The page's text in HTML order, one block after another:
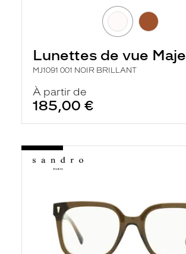
Lunettes de vue Maje
MJ1091 001 NOIR BRILLANT
À partir de
185,00 €